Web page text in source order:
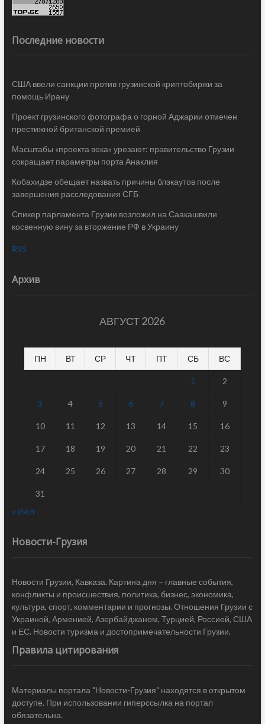
Последние новости
США ввели санкции против грузинской криптобиржи за
помощь Ирану
Проект грузинского фотографа о горной Аджарии отмечен
престижной британской премией
Масштабы «проекта века» урезают: правительство Грузии
сокращает параметры порта Анаклия
Кобахидзе обещает назвать причины блэкаутов после
завершения расследования СГБ
Спикер парламента Грузии возложил на Саакашвили
косвенную вину за вторжение РФ в Украину
RSS
Архив
АВГУСТ 2026
ПН ВТ СР ЧТ ПТ СБ ВС
1 2
3 4 5 6 7 8 9
10 11 12 13 14 15 16
17 18 19 20 21 22 23
24 25 26 27 28 29 30
31
« Июл
Новости-Грузия
Новости Грузии, Кавказа. Картина дня – главные события,
конфликты и происшествия, политика, бизнес, экономика,
культура, спорт, комментарии и прогнозы. Отношения Грузии с
Украиной, Арменией, Азербайджаном, Турцией, Россией, США
и ЕС. Новости туризма и достопримечательности Грузии.
Правила цитирования
Материалы портала "Новости-Грузия" находятся в открытом
доступе. При использовании гиперссылка на портал
обязательна.